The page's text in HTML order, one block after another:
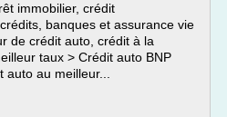
immobilier, crédit
banques et assurance vie
de crédit auto, crédit à la
taux > Crédit auto BNP
au meilleur...